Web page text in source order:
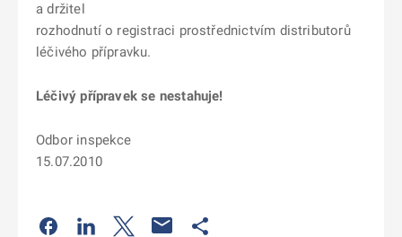
a držitel
rozhodnutí o registraci prostřednictvím distributorů
léčivého přípravku.
Léčivý přípravek se nestahuje!
Odbor inspekce
15.07.2010
Odkaz se otevře na nové kartě
Odkaz se otevře na nové kartě
Odkaz se otevře na nové kartě